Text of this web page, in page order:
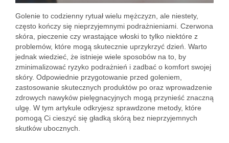
Golenie to codzienny rytuał wielu mężczyzn, ale niestety,
często kończy się nieprzyjemnymi podrażnieniami. Czerwona
skóra, pieczenie czy wrastające włoski to tylko niektóre z
problemów, które mogą skutecznie uprzykrzyć dzień. Warto
jednak wiedzieć, że istnieje wiele sposobów na to, by
zminimalizować ryzyko podrażnień i zadbać o komfort swojej
skóry. Odpowiednie przygotowanie przed goleniem,
zastosowanie skutecznych produktów po oraz wprowadzenie
zdrowych nawyków pielęgnacyjnych mogą przynieść znaczną
ulgę. W tym artykule odkryjesz sprawdzone metody, które
pomogą Ci cieszyć się gładką skórą bez nieprzyjemnych
skutków ubocznych.